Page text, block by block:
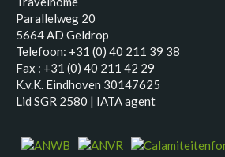
Parallelweg 20
5664 AD Geldrop
Telefoon: +31 (0) 40 211 39 38
Fax : +31 (0) 40 211 42 29
K.v.K. Eindhoven 30147625
Lid SGR 2580 | IATA agent